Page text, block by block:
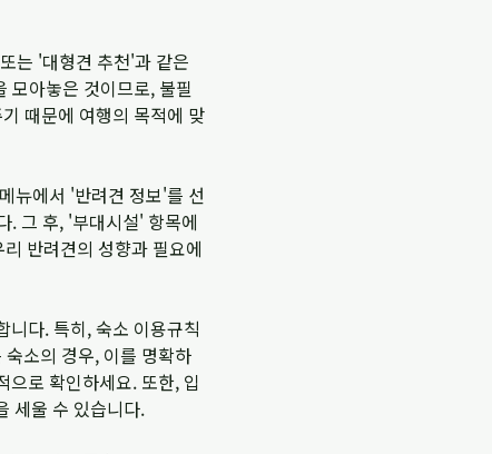
는 '대형견 추천'과 같은
모아놓은 것이므로, 불필
때문에 여행의 목적에 맞
뉴에서 '반려견 정보'를 선
. 그 후, '부대시설' 항목에
반려견의 성향과 필요에
니다. 특히, 숙소 이용규칙
소의 경우, 이를 명확하
으로 확인하세요. 또한, 입
세울 수 있습니다.